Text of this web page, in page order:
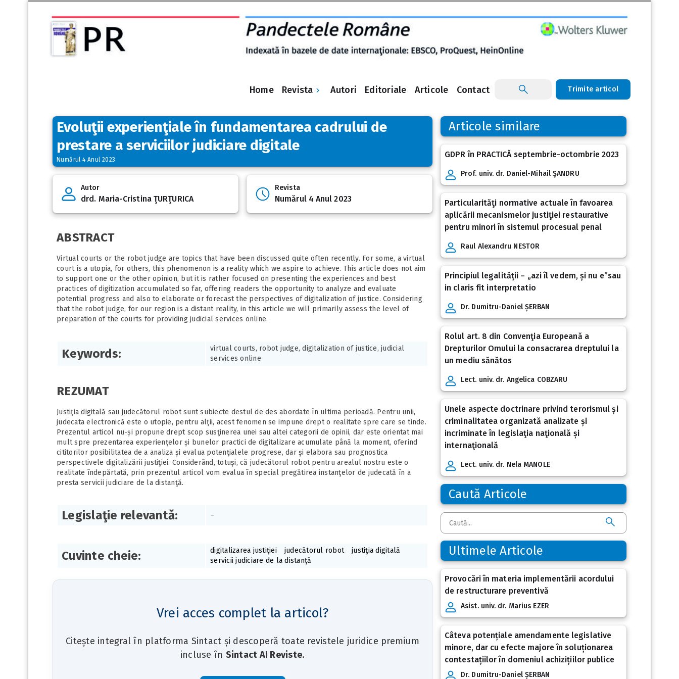
Home Revista Autori Editoriale Articole Contact Trimite articol
Evoluţii experienţiale în fundamentarea cadrului de
prestare a serviciilor judiciare digitale
Numărul 4 Anul 2023
Autor
drd. Maria-Cristina ŢURŢURICA
Revista
Numărul 4 Anul 2023
ABSTRACT
Virtual courts or the robot judge are topics that have been discussed quite often recently. For some, a virtual
court is a utopia, for others, this phenomenon is a reality which we aspire to achieve. This article does not aim
to support one or the other opinion, but it is rather focused on presenting the experiences and best
practices of digitization accumulated so far, offering readers the opportunity to analyze and evaluate
potential progress and also to elaborate or forecast the perspectives of digitalization of justice. Considering
that the robot judge, for our region is a distant reality, in this article we will primarily assess the level of
preparation of the courts for providing judicial services online.
Keywords:
virtual courts, robot judge, digitalization of justice, judicial
services online
REZUMAT
Justiţia digitală sau judecătorul robot sunt subiecte destul de des abordate în ultima perioadă. Pentru unii,
judecata electronică este o utopie, pentru alţii, acest fenomen se impune drept o realitate spre care se tinde.
Prezentul articol nu-și propune drept scop susţinerea unei sau altei categorii de opinii, dar este orientat mai
mult spre prezentarea experienţelor și bunelor practici de digitalizare acumulate până la moment, oferind
cititorilor posibilitatea de a analiza și evalua potenţialele progrese, dar și elabora sau prognostica
perspectivele digitalizării justiţiei. Considerând, totuși, că judecătorul robot pentru arealul nostru este o
realitate îndepărtată, prin prezentul articol vom evalua în special pregătirea instanţelor de judecată în a
presta servicii judiciare de la distanţă.
Legislaţie relevantă: –
Cuvinte cheie: digitalizarea justiţiei judecătorul robot
justiţia digitală
servicii judiciare de la distanţă
Vrei acces complet la articol?
Citește integral în platforma Sintact și descoperă toate revistele juridice premium
incluse în Sintact AI Reviste.
Articole similare
GDPR în PRACTICĂ septembrie-octombrie 2023
Prof. univ. dr. Daniel-Mihail ŞANDRU
Particularităţi normative actuale în favoarea
aplicării mecanismelor justiţiei restaurative
pentru minori în sistemul procesual penal
Raul Alexandru NESTOR
Principiul legalităţii – „azi îl vedem, și nu e”sau
in claris fit interpretatio
Dr. Dumitru-Daniel ȘERBAN
Rolul art. 8 din Convenţia Europeană a
Drepturilor Omului la consacrarea dreptului la
un mediu sănătos
Lect. univ. dr. Angelica COBZARU
Unele aspecte doctrinare privind terorismul și
criminalitatea organizată analizate și
incriminate în legislaţia naţională și
internaţională
Lect. univ. dr. Nela MANOLE
Caută Articole
Ultimele Articole
Provocări în materia implementării acordului
de restructurare preventivă
Asist. univ. dr. Marius EZER
Câteva potențiale amendamente legislative
minore, dar cu efecte majore în soluționarea
contestațiilor în domeniul achizițiilor publice
Dr. Dumitru-Daniel ȘERBAN